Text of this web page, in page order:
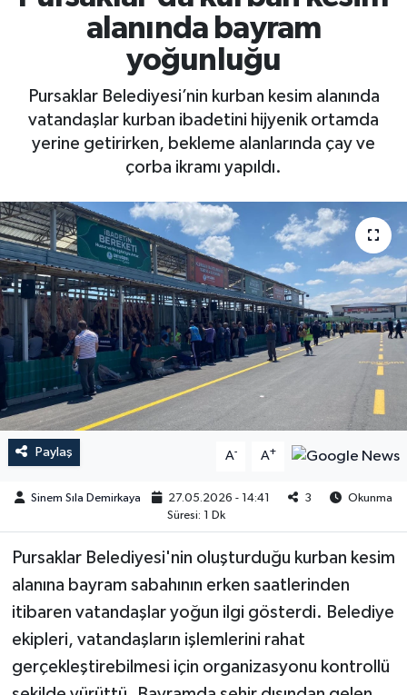
alanında bayram
yoğunluğu
Pursaklar Belediyesi’nin kurban kesim alanında
vatandaşlar kurban ibadetini hijyenik ortamda
yerine getirirken, bekleme alanlarında çay ve
çorba ikramı yapıldı.
Paylaş A- A+
Sinem Sıla Demirkaya 27.05.2026 - 14:41 3
Okunma
Süresi: 1 Dk
Pursaklar Belediyesi'nin oluşturduğu kurban kesim
alanına bayram sabahının erken saatlerinden
itibaren vatandaşlar yoğun ilgi gösterdi. Belediye
ekipleri, vatandaşların işlemlerini rahat
gerçekleştirebilmesi için organizasyonu kontrollü